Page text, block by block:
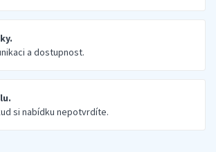
a dostupnost.
si nabídku nepotvrdíte.